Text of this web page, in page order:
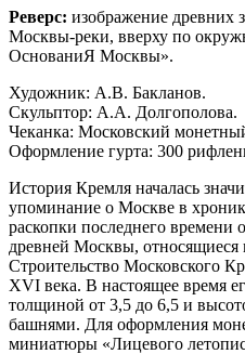
Реверс: изображение древних
Москвы-реки, вверху по
ОснованиЯ Москвы».
Художник: А.В. Бакланов.
Скульптор: А.А. Долгополова.
Чеканка: Московский
Оформление гурта: 300
История Кремля началась
упоминание о Москве в
раскопки последнего времени
древней Москвы,
Строительство Московского
XVI века. В настоящее время
толщиной от 3,5 до 6,5 и
башнями. Для оформления
миниатюры «Лицевого